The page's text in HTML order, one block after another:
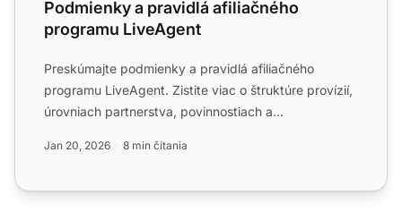
Podmienky a pravidlá afiliačného
programu LiveAgent
Preskúmajte podmienky a pravidlá afiliačného
programu LiveAgent. Zistite viac o štruktúre provízií,
úrovniach partnerstva, povinnostiach a
Jan 20, 2026 8 min čítania